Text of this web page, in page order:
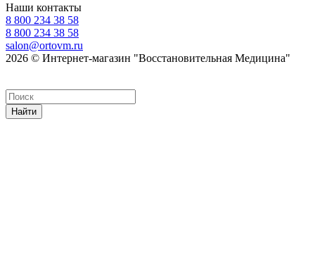
Наши контакты
8 800 234 38 58
8 800 234 38 58
salon@ortovm.ru
2026 © Интернет-магазин "Восстановительная Медицина"
Найти